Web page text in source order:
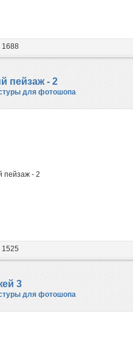
1688
пейзаж - 2
для фотошопа
пейзаж - 2
1525
3
для фотошопа